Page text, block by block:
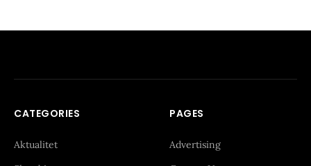
CATEGORIES
Aktualitet
PAGES
Advertising